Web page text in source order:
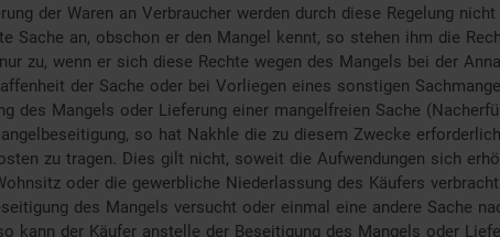
der Waren an Verbraucher werden durch diese Regelung nicht
Sache an, obschon er den Mangel kennt, so stehen ihm die
zu, wenn er sich diese Rechte wegen des Mangels bei der
der Sache oder bei Vorliegen eines sonstigen
des Mangels oder Lieferung einer mangelfreien Sache
so hat Nakhle die zu diesem Zwecke
zu tragen. Dies gilt nicht, soweit die Aufwendungen sich
oder die gewerbliche Niederlassung des Käufers
des Mangels versucht oder einmal eine andere Sache
kann der Käufer anstelle der Beseitigung des Mangels oder